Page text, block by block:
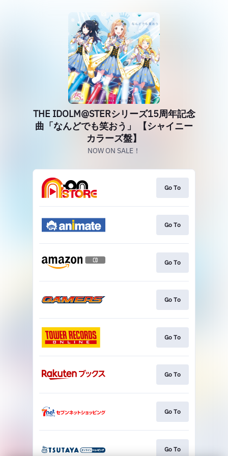
THE IDOLM@STERシリーズ15周年記念
曲「なんどでも笑おう」 【シャイニー
カラーズ盤】
NOW ON SALE！
Go To
Go To
Go To
Go To
Go To
Go To
Go To
Go To